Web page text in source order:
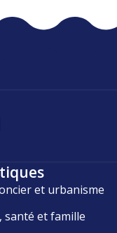
et urbanisme
santé et famille